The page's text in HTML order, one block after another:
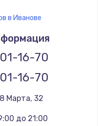
в Иванове
16-70
16-70
Марта, 32
до 21:00